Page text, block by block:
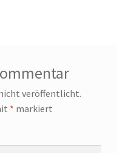
veröffentlicht.
* markiert